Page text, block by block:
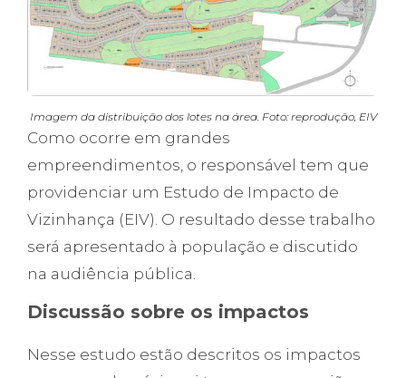
Imagem da distribuição dos lotes na área. Foto: reprodução, EIV
Como ocorre em grandes
empreendimentos, o responsável tem que
providenciar um Estudo de Impacto de
Vizinhança (EIV). O resultado desse trabalho
será apresentado à população e discutido
na audiência pública.
Discussão sobre os impactos
Nesse estudo estão descritos os impactos